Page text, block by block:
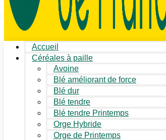
Accueil
Céréales à paille
Avoine
Blé améliorant de force
Blé dur
Blé tendre
Blé tendre Printemps
Orge Hybride
Orge de Printemps